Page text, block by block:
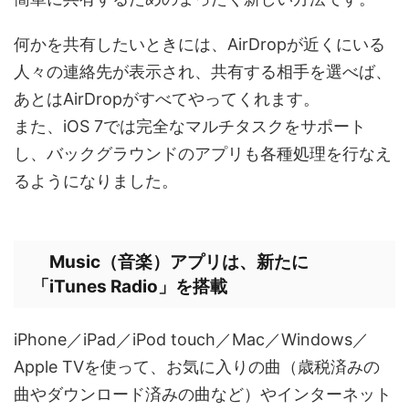
何かを共有したいときには、AirDropが近くにいる
人々の連絡先が表示され、共有する相手を選べば、
あとはAirDropがすべてやってくれます。
また、iOS 7では完全なマルチタスクをサポート
し、バックグラウンドのアプリも各種処理を行なえ
るようになりました。
Music（音楽）アプリは、新たに
「iTunes Radio」を搭載
iPhone／iPad／iPod touch／Mac／Windows／
Apple TVを使って、お気に入りの曲（歳税済みの
曲やダウンロード済みの曲など）やインターネット